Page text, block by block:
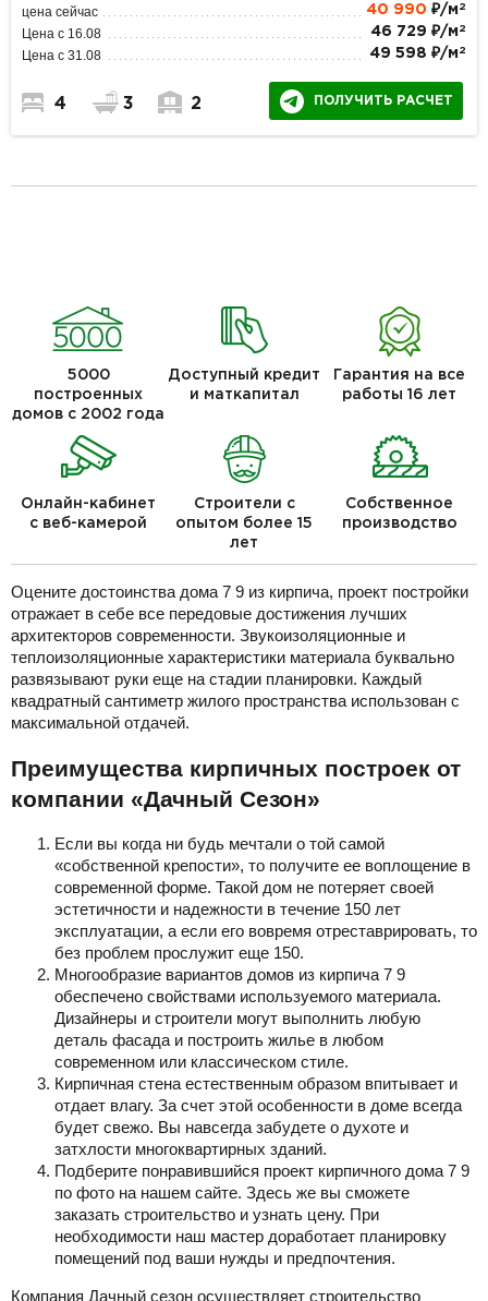
цена сейчас 40 990 ₽/м 2
Цена с 16.08 46 729 ₽/м 2
Цена с 31.08 49 598 ₽/м 2
4 3 2 ПОЛУЧИТЬ РАСЧЕТ
5000
построенных
домов с 2002 года
Доступный кредит
и маткапитал
Гарантия на все
работы 16 лет
Онлайн-кабинет
с веб-камерой
Строители с
опытом более 15
лет
Собственное
производство
Оцените достоинства дома 7 9 из кирпича, проект постройки
отражает в себе все передовые достижения лучших
архитекторов современности. Звукоизоляционные и
теплоизоляционные характеристики материала буквально
развязывают руки еще на стадии планировки. Каждый
квадратный сантиметр жилого пространства использован с
максимальной отдачей.
Преимущества кирпичных построек от
компании «Дачный Сезон»
Если вы когда ни будь мечтали о той самой
«собственной крепости», то получите ее воплощение в
современной форме. Такой дом не потеряет своей
эстетичности и надежности в течение 150 лет
эксплуатации, а если его вовремя отреставрировать, то
без проблем прослужит еще 150.
Многообразие вариантов домов из кирпича 7 9
обеспечено свойствами используемого материала.
Дизайнеры и строители могут выполнить любую
деталь фасада и построить жилье в любом
современном или классическом стиле.
Кирпичная стена естественным образом впитывает и
отдает влагу. За счет этой особенности в доме всегда
будет свежо. Вы навсегда забудете о духоте и
затхлости многоквартирных зданий.
Подберите понравившийся проект кирпичного дома 7 9
по фото на нашем сайте. Здесь же вы сможете
заказать строительство и узнать цену. При
необходимости наш мастер доработает планировку
помещений под ваши нужды и предпочтения.
Компания Дачный сезон осуществляет строительство